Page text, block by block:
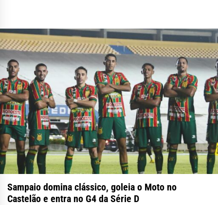
Sampaio domina clássico, goleia o Moto no
Castelão e entra no G4 da Série D